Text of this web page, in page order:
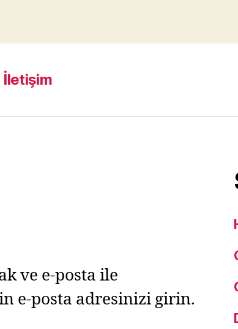
İletişim
ve e-posta ile
e-posta adresinizi girin.